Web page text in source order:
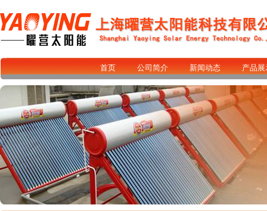
首页 公司简介 新闻动态 产品展